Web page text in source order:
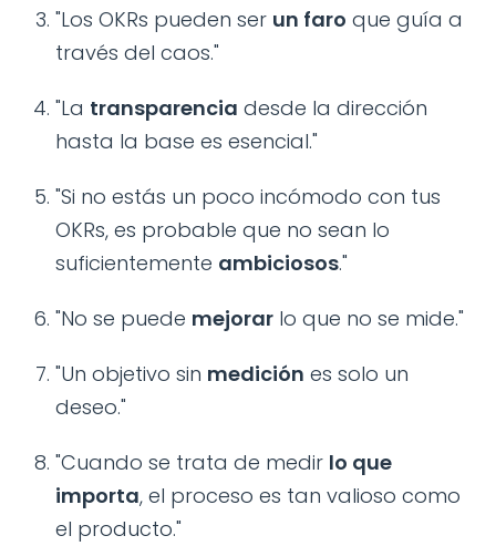
"Los OKRs pueden ser un faro que guía a
través del caos."
"La transparencia desde la dirección
hasta la base es esencial."
"Si no estás un poco incómodo con tus
OKRs, es probable que no sean lo
suficientemente ambiciosos."
"No se puede mejorar lo que no se mide."
"Un objetivo sin medición es solo un
deseo."
"Cuando se trata de medir lo que
importa, el proceso es tan valioso como
el producto."